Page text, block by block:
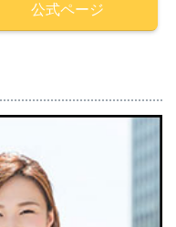
公式ページ